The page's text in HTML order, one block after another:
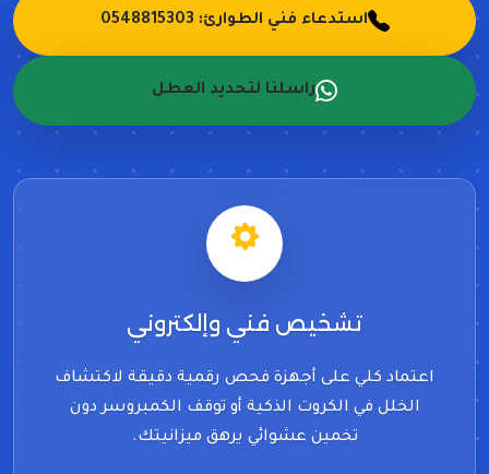
استدعاء فني الطوارئ: 0548815303
راسلنا لتحديد العطل
تشخيص فني وإلكتروني
اعتماد كلي على أجهزة فحص رقمية دقيقة لاكتشاف
الخلل في الكروت الذكية أو توقف الكمبروسر دون
تخمين عشوائي يرهق ميزانيتك.